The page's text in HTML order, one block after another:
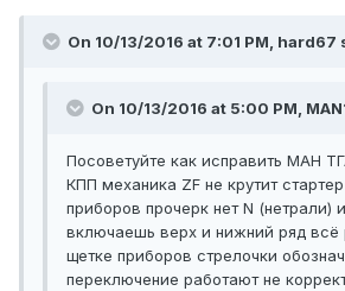
On 10/13/2016 at 7:01 PM, hard67
On 10/13/2016 at 5:00 PM,
Посоветуйте как исправить МАН
КПП механика ZF не крутит
приборов прочерк нет N (нетрали)
включаешь верх и нижний ряд всё
щетке приборов стрелочки
переключение работают не